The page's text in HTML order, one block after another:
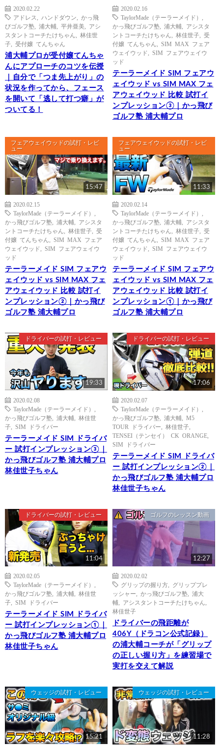
2020.02.22
アドレス
ハンドダウン
かっ飛
びゴルフ塾
浦大輔 平井亜美
アシ
スタントコーチたけちゃん
林佳世
子
受付嬢 てんちゃん
浦大輔プロが受付嬢てんちゃ
んにアプローチのコツを伝授
｜自分で「つま先上がり」の
状況を作ってから、フェース
を開いて「逃して打つ癖」が
ついてる！
2020.02.16
TaylorMade（テーラーメイド）
かっ飛びゴルフ塾
浦大輔
アシスタ
ントコーチたけちゃん
林佳世子
受
付嬢 てんちゃん
SIM MAX フェア
ウェイウッド
SIM フェアウェイウ
ッド
テーラーメイド SIM フェアウ
ェイウッド vs SIM MAX フェ
アウェイウッド 比較 試打イ
ンプレッション③｜かっ飛び
ゴルフ塾 浦大輔プロ
フェアウェイウッドの試打・レビ
ュー
15:47
2020.02.15
TaylorMade（テーラーメイド）
かっ飛びゴルフ塾
浦大輔
アシスタ
ントコーチたけちゃん
林佳世子
受
付嬢 てんちゃん
SIM MAX フェア
ウェイウッド
SIM フェアウェイウ
ッド
テーラーメイド SIM フェアウ
ェイウッド vs SIM MAX フェ
アウェイウッド 比較 試打イ
ンプレッション②｜かっ飛び
ゴルフ塾 浦大輔プロ
フェアウェイウッドの試打・レビ
ュー
11:33
2020.02.14
TaylorMade（テーラーメイド）
かっ飛びゴルフ塾
浦大輔
アシスタ
ントコーチたけちゃん
林佳世子
受
付嬢 てんちゃん
SIM MAX フェア
ウェイウッド
SIM フェアウェイウ
ッド
テーラーメイド SIM フェアウ
ェイウッド vs SIM MAX フェ
アウェイウッド 比較 試打イ
ンプレッション①｜かっ飛び
ゴルフ塾 浦大輔プロ
ドライバーの試打・レビュー
19:33
2020.02.08
TaylorMade（テーラーメイド）
かっ飛びゴルフ塾
浦大輔
林佳世
子
SIM ドライバー
テーラーメイド SIM ドライバ
ー 試打インプレッション③｜
かっ飛びゴルフ塾 浦大輔プロ
林佳世子ちゃん
ドライバーの試打・レビュー
17:06
2020.02.07
TaylorMade（テーラーメイド）
かっ飛びゴルフ塾
浦大輔
M5
TOUR ドライバー
林佳世子
TENSEI（テンセイ） CK ORANGE
SIM ドライバー
テーラーメイド SIM ドライバ
ー 試打インプレッション②｜
かっ飛びゴルフ塾 浦大輔プロ
林佳世子ちゃん
ドライバーの試打・レビュー
11:04
2020.02.05
TaylorMade（テーラーメイド）
かっ飛びゴルフ塾
浦大輔
林佳世
子
SIM ドライバー
テーラーメイド SIM ドライバ
ー 試打インプレッション①｜
かっ飛びゴルフ塾 浦大輔プロ
林佳世子ちゃん
ゴルフのレッスン動画
12:27
2020.02.02
グリップの握り方
グリッププレ
ッシャー
かっ飛びゴルフ塾
浦大
輔
アシスタントコーチたけちゃん
林佳世子
ドライバーの飛距離が
406Y（ドラコン公式記録）
の浦大輔コーチが「グリップ
の正しい握り方」を練習場で
実打を交えて解説
ウェッジの試打・レビュー
15:21
ウェッジの試打・レビュー
11:28